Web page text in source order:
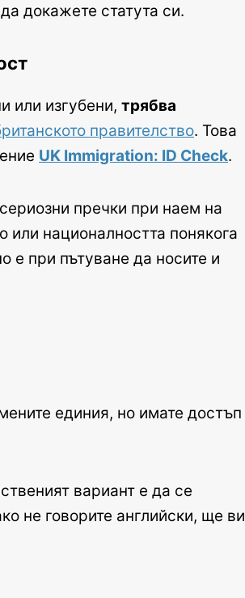
докажете статута си.
или изгубени, трябва
правителство. Това
UK Immigration: ID Check.
пречки при наем на
националността понякога
е при пътуване да носите и
единия, но имате достъп
вариант е да се
не говорите английски, ще ви